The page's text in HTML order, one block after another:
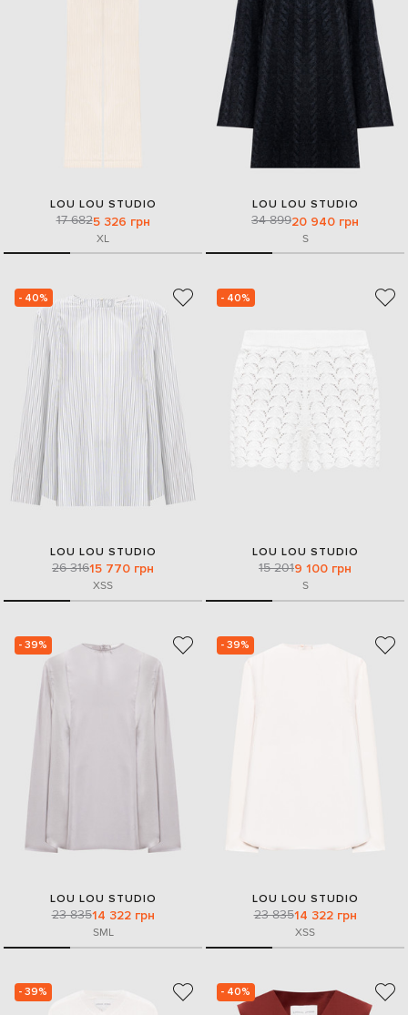
LOU LOU STUDIO
17 6825 326 грн
XL
LOU LOU STUDIO
34 89920 940 грн
S
- 40%
LOU LOU STUDIO
26 31615 770 грн
XSS
- 40%
LOU LOU STUDIO
15 2019 100 грн
S
- 39%
LOU LOU STUDIO
23 83514 322 грн
SML
- 39%
LOU LOU STUDIO
23 83514 322 грн
XSS
- 39% - 40%